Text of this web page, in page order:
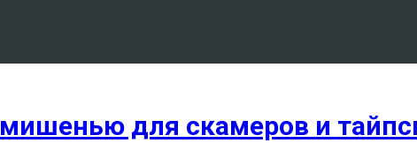
для скамеров и